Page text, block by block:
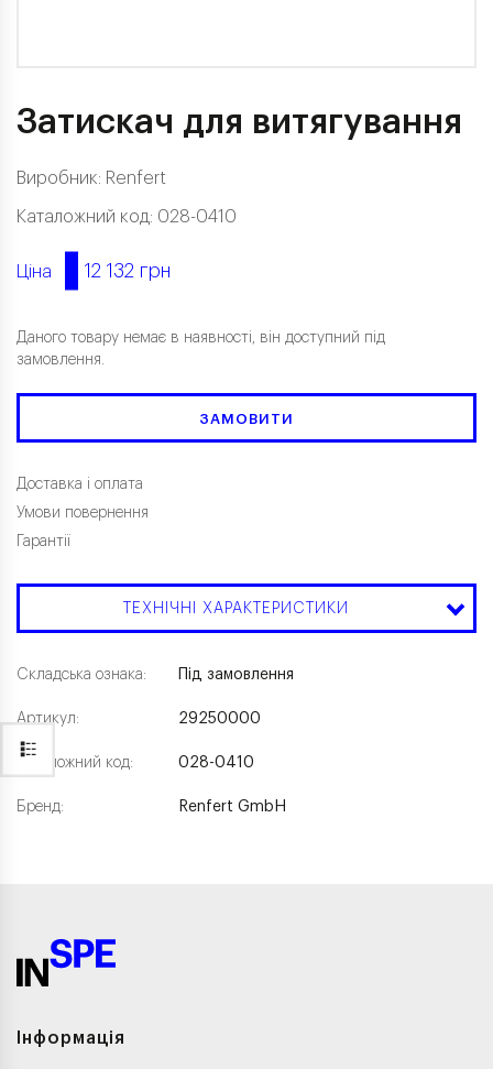
Затискач для витягування
Виробник: Renfert
Каталожний код: 028-0410
Ціна 12 132 грн
Даного товару немає в наявності, він доступний під
замовлення.
ЗАМОВИТИ
Доставка і оплата
Умови повернення
Гарантії
ТЕХНІЧНІ ХАРАКТЕРИСТИКИ
Складська ознака:
Артикул:
Каталожний код:
Бренд:
Під замовлення
29250000
028-0410
Renfert GmbH
Інформація